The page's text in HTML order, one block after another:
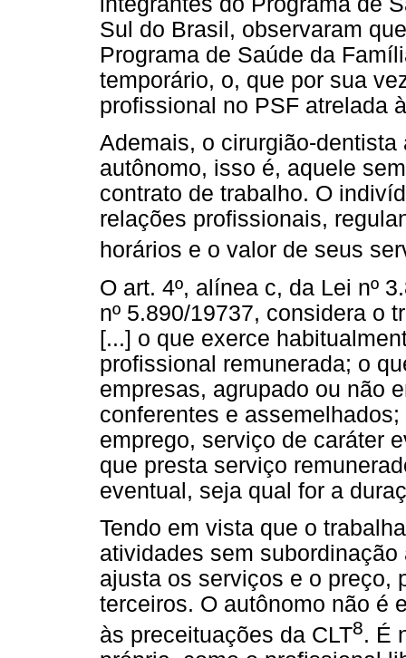
Sul do Brasil, observaram
Programa de Saúde da
temporário, o, que por sua
profissional no PSF atrelada
Ademais, o cirurgião-
autônomo, isso é, aquele
contrato de trabalho. O
relações profissionais,
horários e o valor de seus
O art. 4º, alínea c, da Lei nº
nº 5.890/19737, considera o
[...] o que exerce
profissional remunerada; o
empresas, agrupado ou não
conferentes e
emprego, serviço de caráter
que presta serviço
eventual, seja qual for a
Tendo em vista que o
atividades sem
ajusta os serviços e o preço,
terceiros. O autônomo não é
às preceituações da CLT8. É